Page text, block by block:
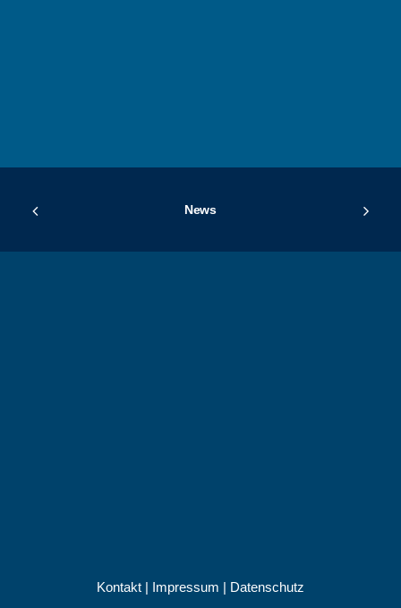
News
Kontakt | Impressum | Datenschutz